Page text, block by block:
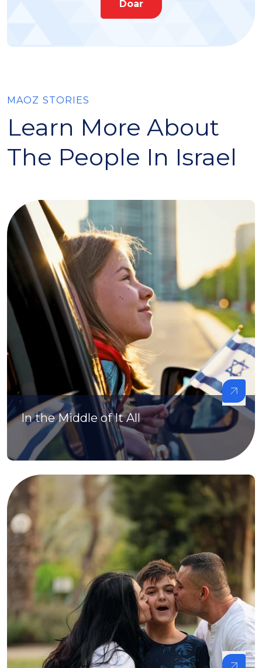
Doar
MAOZ STORIES
Learn More About
The People In Israel
In the Middle of It All